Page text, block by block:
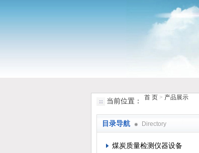
鹤壁市小猪视频罗志祥仪器
当前位置： 首 页 > 产品展示
目录导航 Directory
煤炭质量检测仪器设备